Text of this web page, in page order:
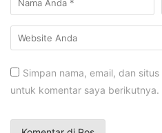
Simpan nama, email, dan
untuk komentar saya berikutnya.